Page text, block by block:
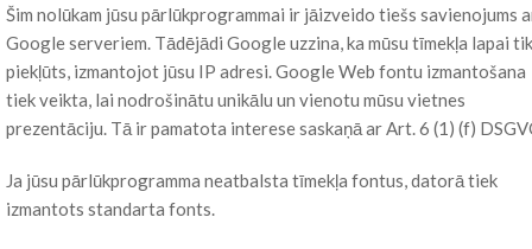
Šim nolūkam jūsu pārlūkprogrammai ir jāizveido tiešs savienojums
Google serveriem. Tādējādi Google uzzina, ka mūsu tīmekļa lapai
piekļūts, izmantojot jūsu IP adresi. Google Web fontu izmantošana
tiek veikta, lai nodrošinātu unikālu un vienotu mūsu vietnes
prezentāciju. Tā ir pamatota interese saskaņā ar Art. 6 (1) (f)
Ja jūsu pārlūkprogramma neatbalsta tīmekļa fontus, datorā tiek
izmantots standarta fonts.